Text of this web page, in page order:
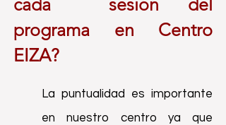
cada sesión del
programa en Centro
EIZA?
La puntualidad es importante
en nuestro centro ya que